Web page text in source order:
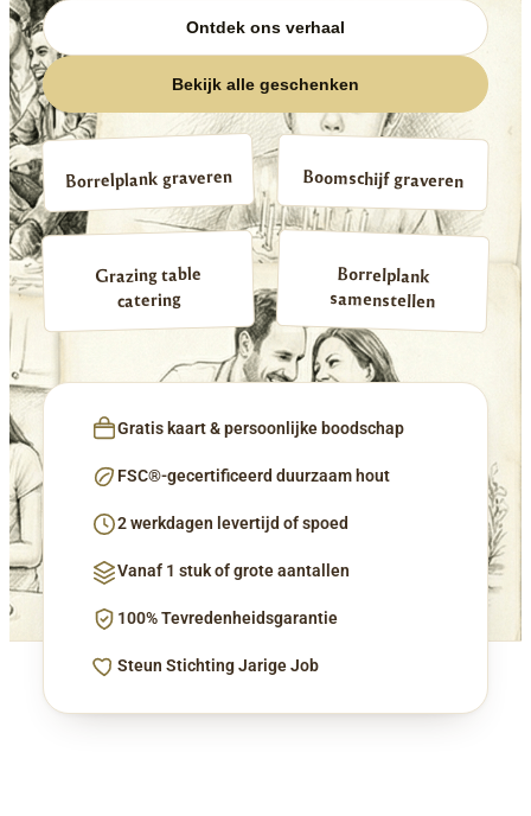
Ontdek ons verhaal
Bekijk alle geschenken
Borrelplank graveren Boomschijf graveren
Grazing table
catering
Borrelplank
samenstellen
Gratis kaart & persoonlijke boodschap
FSC®-gecertificeerd duurzaam hout
2 werkdagen levertijd of spoed
Vanaf 1 stuk of grote aantallen
100% Tevredenheidsgarantie
Steun Stichting Jarige Job